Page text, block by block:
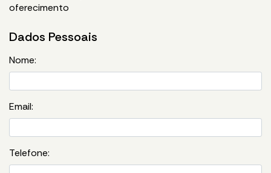
oferecimento
Dados Pessoais
Nome:
Email:
Telefone: